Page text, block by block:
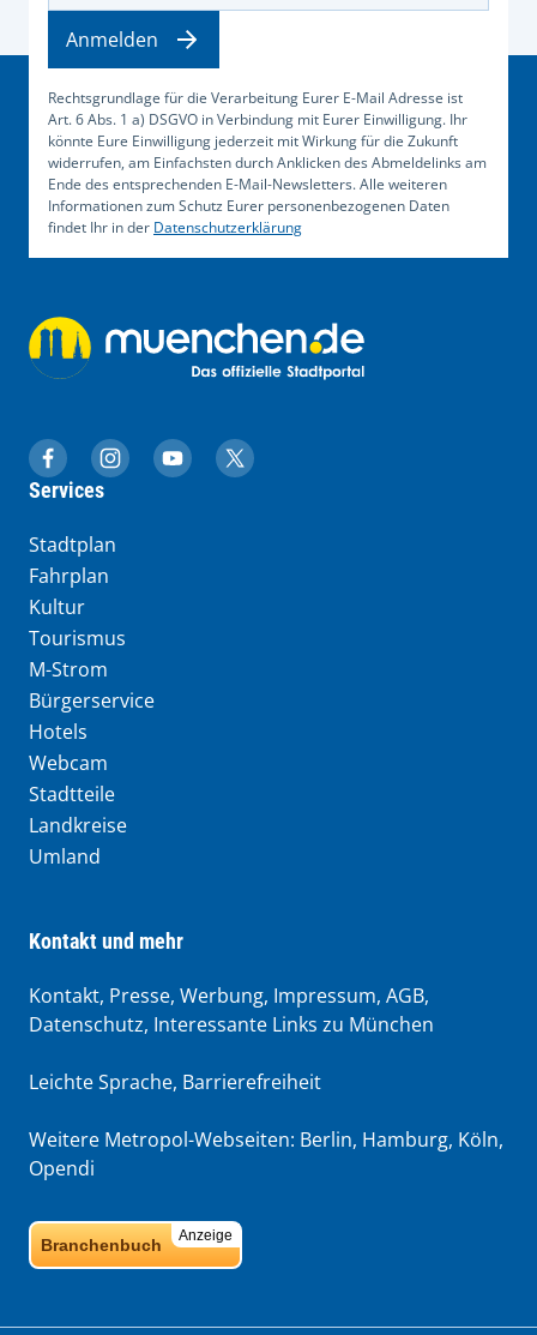
Rechtsgrundlage für die Verarbeitung Eurer E-Mail Adresse ist
Art. 6 Abs. 1 a) DSGVO in Verbindung mit Eurer Einwilligung. Ihr
könnte Eure Einwilligung jederzeit mit Wirkung für die Zukunft
widerrufen, am Einfachsten durch Anklicken des Abmeldelinks am
Ende des entsprechenden E-Mail-Newsletters. Alle weiteren
Informationen zum Schutz Eurer personenbezogenen Daten
findet Ihr in der Datenschutzerklärung
Anmelden
muenchen.de auf Facebook
muenchen.de auf Instagram
muenchen.de auf YouTube
muenchen.de auf X
Services
Stadtplan
Fahrplan
Kultur
Tourismus
M-Strom
Bürgerservice
Hotels
Webcam
Stadtteile
Landkreise
Umland
Kontakt und mehr
Kontakt, Presse, Werbung, Impressum, AGB,
Datenschutz, Interessante Links zu München
Leichte Sprache, Barrierefreiheit
Weitere Metropol-Webseiten: Berlin, Hamburg, Köln,
Opendi
Anzeige
Branchenbuch